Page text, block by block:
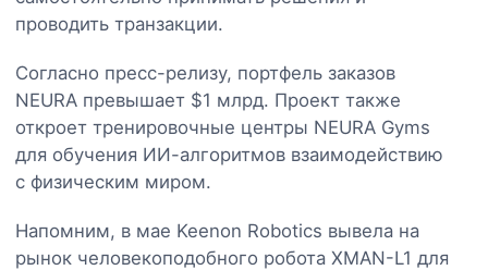
проводить транзакции.
Согласно пресс-релизу, портфель заказов
NEURA превышает $1 млрд. Проект также
откроет тренировочные центры NEURA Gyms
для обучения ИИ-алгоритмов взаимодействию
с физическим миром.
Напомним, в мае Keenon Robotics вывела на
рынок человекоподобного робота XMAN-L1 для